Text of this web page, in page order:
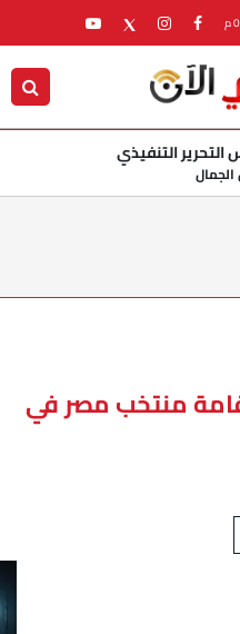
التحرير التنفيذي
الجمال
منتخب مصر في